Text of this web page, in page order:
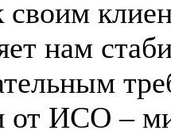
своим
нам
от ИСО –